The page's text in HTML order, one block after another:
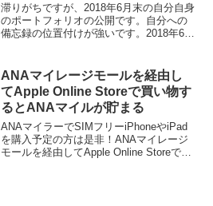
滞りがちですが、2018年6月末の自分自身
のポートフォリオの公開です。自分への
備忘録の位置付けが強いです。2018年6月
いくつか条件があるので列挙しておきま
す。 ...
ANAマイレージモールを経由し
てApple Online Storeで買い物す
るとANAマイルが貯まる
ANAマイラーでSIMフリーiPhoneやiPad
を購入予定の方は是非！ANAマイレージ
モールを経由してApple Online Storeで買